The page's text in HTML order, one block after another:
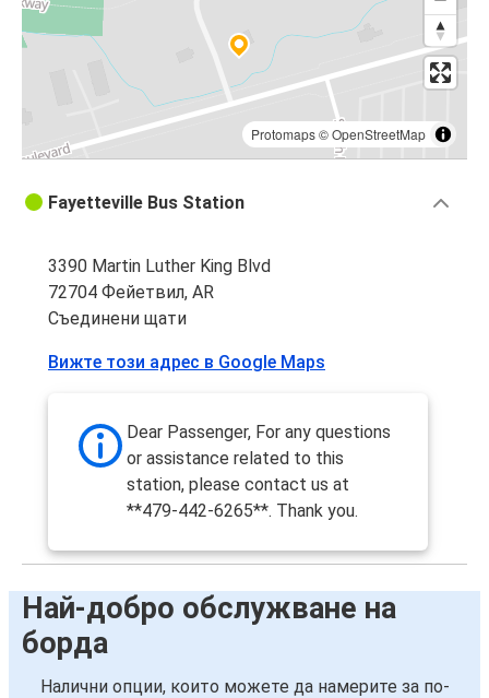
Protomaps©OpenStreetMap
Fayetteville Bus Station
3390 Martin Luther King Blvd
72704 Фейетвил, AR
Съединени щати
Вижте този адрес в Google Maps
Dear Passenger, For any questions
or assistance related to this
station, please contact us at
**479-442-6265**. Thank you.
Най-добро обслужване на
борда
Налични опции, които можете да намерите за по-